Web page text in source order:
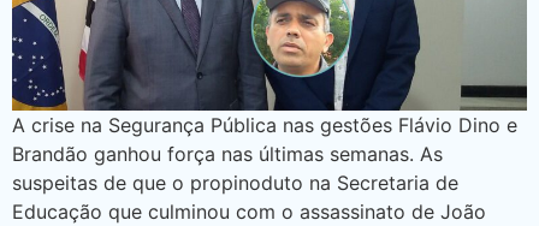
A crise na Segurança Pública nas gestões Flávio Dino e
Brandão ganhou força nas últimas semanas. As
suspeitas de que o propinoduto na Secretaria de
Educação que culminou com o assassinato de João